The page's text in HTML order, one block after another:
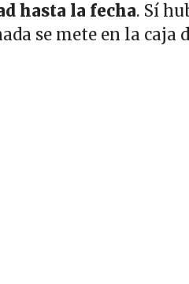
hasta la fecha. Sí
se mete en la caja